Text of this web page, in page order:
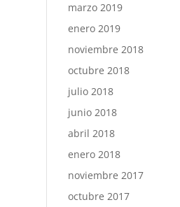
marzo 2019
enero 2019
noviembre 2018
octubre 2018
julio 2018
junio 2018
abril 2018
enero 2018
noviembre 2017
octubre 2017